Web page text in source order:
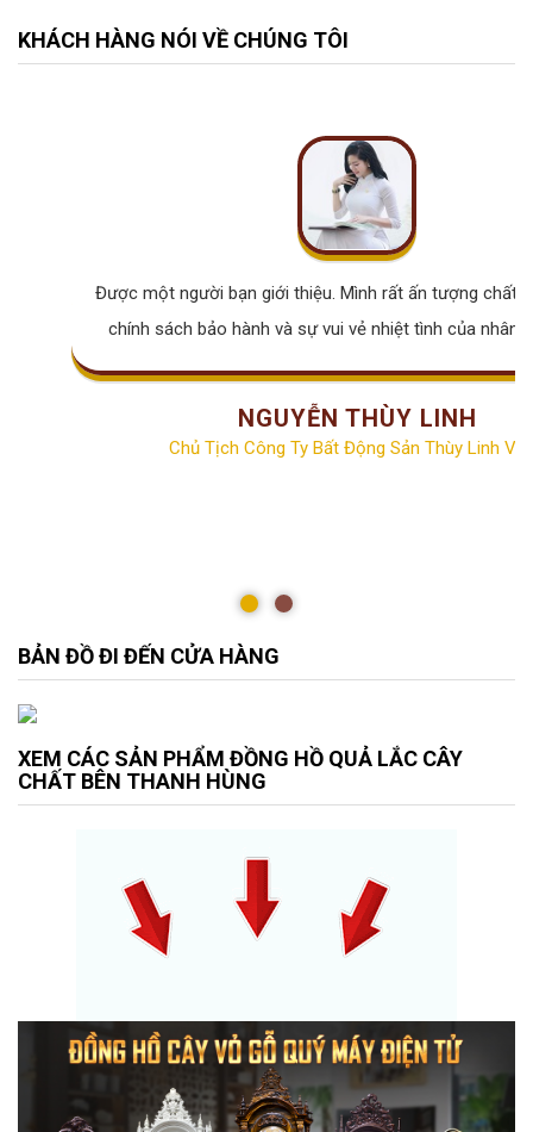
KHÁCH HÀNG NÓI VỀ CHÚNG TÔI
Được một người bạn giới thiệu. Mình rất ấn tượng chất
chính sách bảo hành và sự vui vẻ nhiệt tình của nhân
NGUYỄN THÙY LINH
Chủ Tịch Công Ty Bất Động Sản Thùy Linh
BẢN ĐỒ ĐI ĐẾN CỬA HÀNG
XEM CÁC SẢN PHẨM ĐỒNG HỒ QUẢ LẮC CÂY
CHẤT BÊN THANH HÙNG